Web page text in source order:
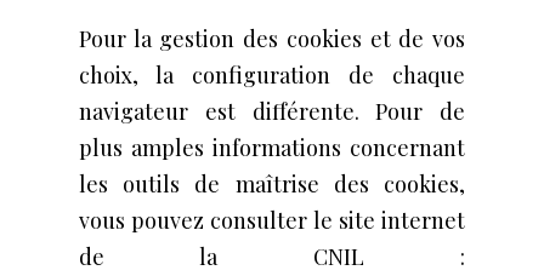
Pour la gestion des cookies et de vos
choix, la configuration de chaque
navigateur est différente. ​Pour de
plus amples informations concernant
les outils de maîtrise des cookies,
vous pouvez consulter le site internet
de la CNIL :